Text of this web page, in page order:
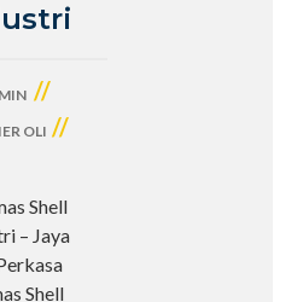
//
OLI //
Shell
– Jaya
Shell